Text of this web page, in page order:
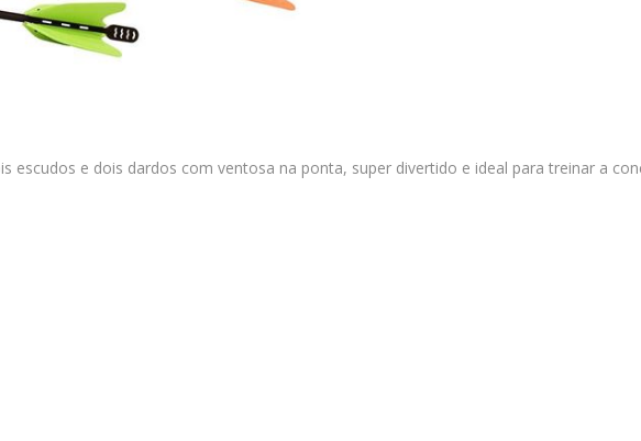
escudos e dois dardos com ventosa na ponta, super divertido e ideal para treinar a